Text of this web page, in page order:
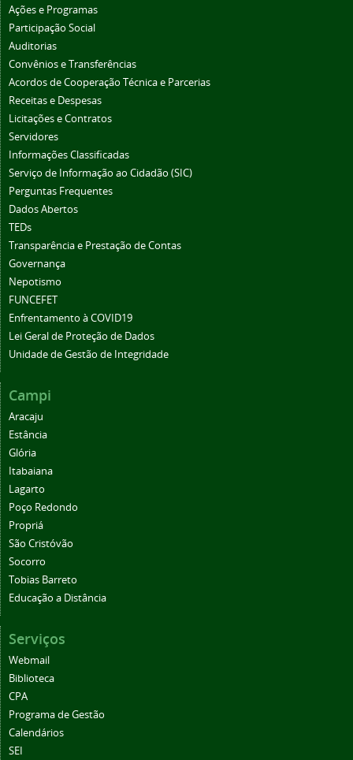
Ações e Programas
Participação Social
Auditorias
Convênios e Transferências
Acordos de Cooperação Técnica e Parcerias
Receitas e Despesas
Licitações e Contratos
Servidores
Informações Classificadas
Serviço de Informação ao Cidadão (SIC)
Perguntas Frequentes
Dados Abertos
TEDs
Transparência e Prestação de Contas
Governança
Nepotismo
FUNCEFET
Enfrentamento à COVID19
Lei Geral de Proteção de Dados
Unidade de Gestão de Integridade
Campi
Aracaju
Estância
Glória
Itabaiana
Lagarto
Poço Redondo
Propriá
São Cristóvão
Socorro
Tobias Barreto
Educação a Distância
Serviços
Webmail
Biblioteca
CPA
Programa de Gestão
Calendários
SEI